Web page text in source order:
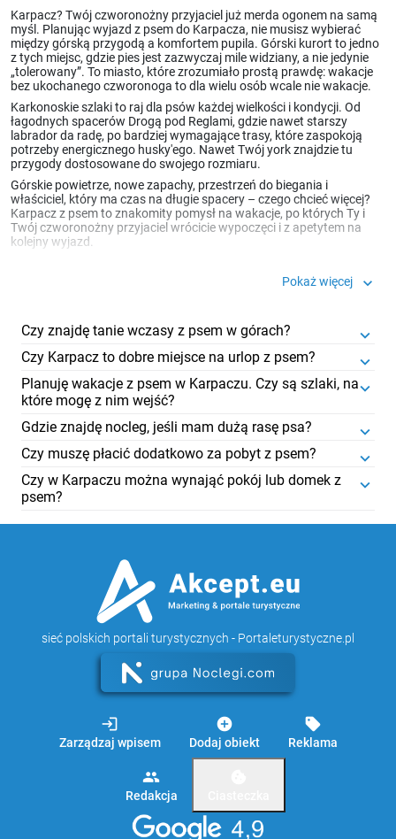
Karpacz? Twój czworonożny przyjaciel już merda ogonem na samą
myśl. Planując wyjazd z psem do Karpacza, nie musisz wybierać
między górską przygodą a komfortem pupila. Górski kurort to jedno
z tych miejsc, gdzie pies jest zazwyczaj mile widziany, a nie jedynie
„tolerowany”. To miasto, które zrozumiało prostą prawdę: wakacje
bez ukochanego czworonoga to dla wielu osób wcale nie wakacje.
Karkonoskie szlaki to raj dla psów każdej wielkości i kondycji. Od
łagodnych spacerów Drogą pod Reglami, gdzie nawet starszy
labrador da radę, po bardziej wymagające trasy, które zaspokoją
potrzeby energicznego husky'ego. Nawet Twój york znajdzie tu
przygody dostosowane do swojego rozmiaru.
Górskie powietrze, nowe zapachy, przestrzeń do biegania i
właściciel, który ma czas na długie spacery – czego chcieć więcej?
Karpacz z psem to znakomity pomysł na wakacje, po których Ty i
Twój czworonożny przyjaciel wrócicie wypoczęci i z apetytem na
kolejny wyjazd.
Pokaż więcej keyboard_arrow_down
Czy znajdę tanie wczasy z psem w górach? keyboard_arrow_down
Czy Karpacz to dobre miejsce na urlop z psem? keyboard_arrow_down
Planuję wakacje z psem w Karpaczu. Czy są szlaki, na
które mogę z nim wejść?
keyboard_arrow_down
Gdzie znajdę nocleg, jeśli mam dużą rasę psa? keyboard_arrow_down
Czy muszę płacić dodatkowo za pobyt z psem? keyboard_arrow_down
Czy w Karpaczu można wynająć pokój lub domek z
psem?
keyboard_arrow_down
login
Zarządzaj wpisem
add_circle
Dodaj obiekt
sell
Reklama
group
Redakcja
sieć polskich portali turystycznych - Portaleturystyczne.pl